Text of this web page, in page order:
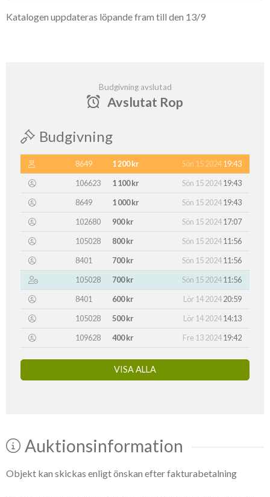
Katalogen uppdateras löpande fram till den 13/9
Budgivning avslutad
Avslutat Rop
Budgivning
8649 1 200 kr Sön 15 202419:43
106623
1 100 kr Sön 15 202419:43
8649
1 000 kr Sön 15 202419:43
102680
900 kr Sön 15 202417:07
105028
800 kr Sön 15 202411:56
8401
700 kr Sön 15 202411:56
105028
700 kr Sön 15 202411:56
8401
600 kr Lör 14 202420:59
105028
500 kr Lör 14 202414:13
109628
400 kr Fre 13 202419:42
VISA ALLA
Auktionsinformation
Objekt kan skickas enligt önskan efter fakturabetalning